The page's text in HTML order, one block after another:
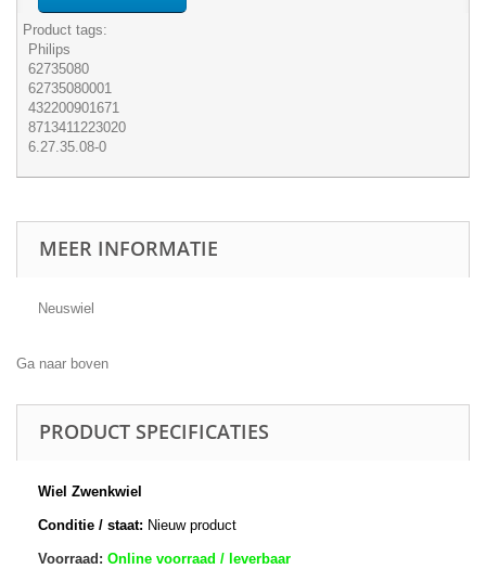
Product tags:
Philips
62735080
62735080001
432200901671
8713411223020
6.27.35.08-0
MEER INFORMATIE
Neuswiel
Ga naar boven
PRODUCT SPECIFICATIES
Wiel Zwenkwiel
Conditie / staat: Nieuw product
Voorraad: Online voorraad / leverbaar